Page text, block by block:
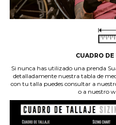
CUADRO
Si nunca has utilizado una prenda
detalladamente nuestra tabla de
con tu talla puedes consultar a
o a nuestro